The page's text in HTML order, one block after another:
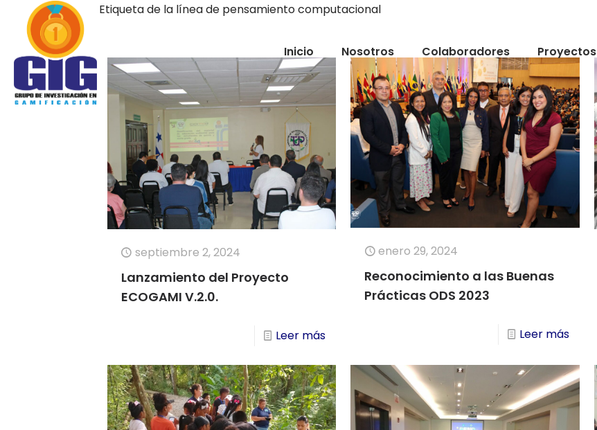
Inicio Nosotros Colaboradores Proyectos
Etiqueta de la línea de pensamiento computacional
septiembre 2, 2024
Lanzamiento del Proyecto
ECOGAMI V.2.0.
Leer más
enero 29, 2024
Reconocimiento a las Buenas
Prácticas ODS 2023
Leer más